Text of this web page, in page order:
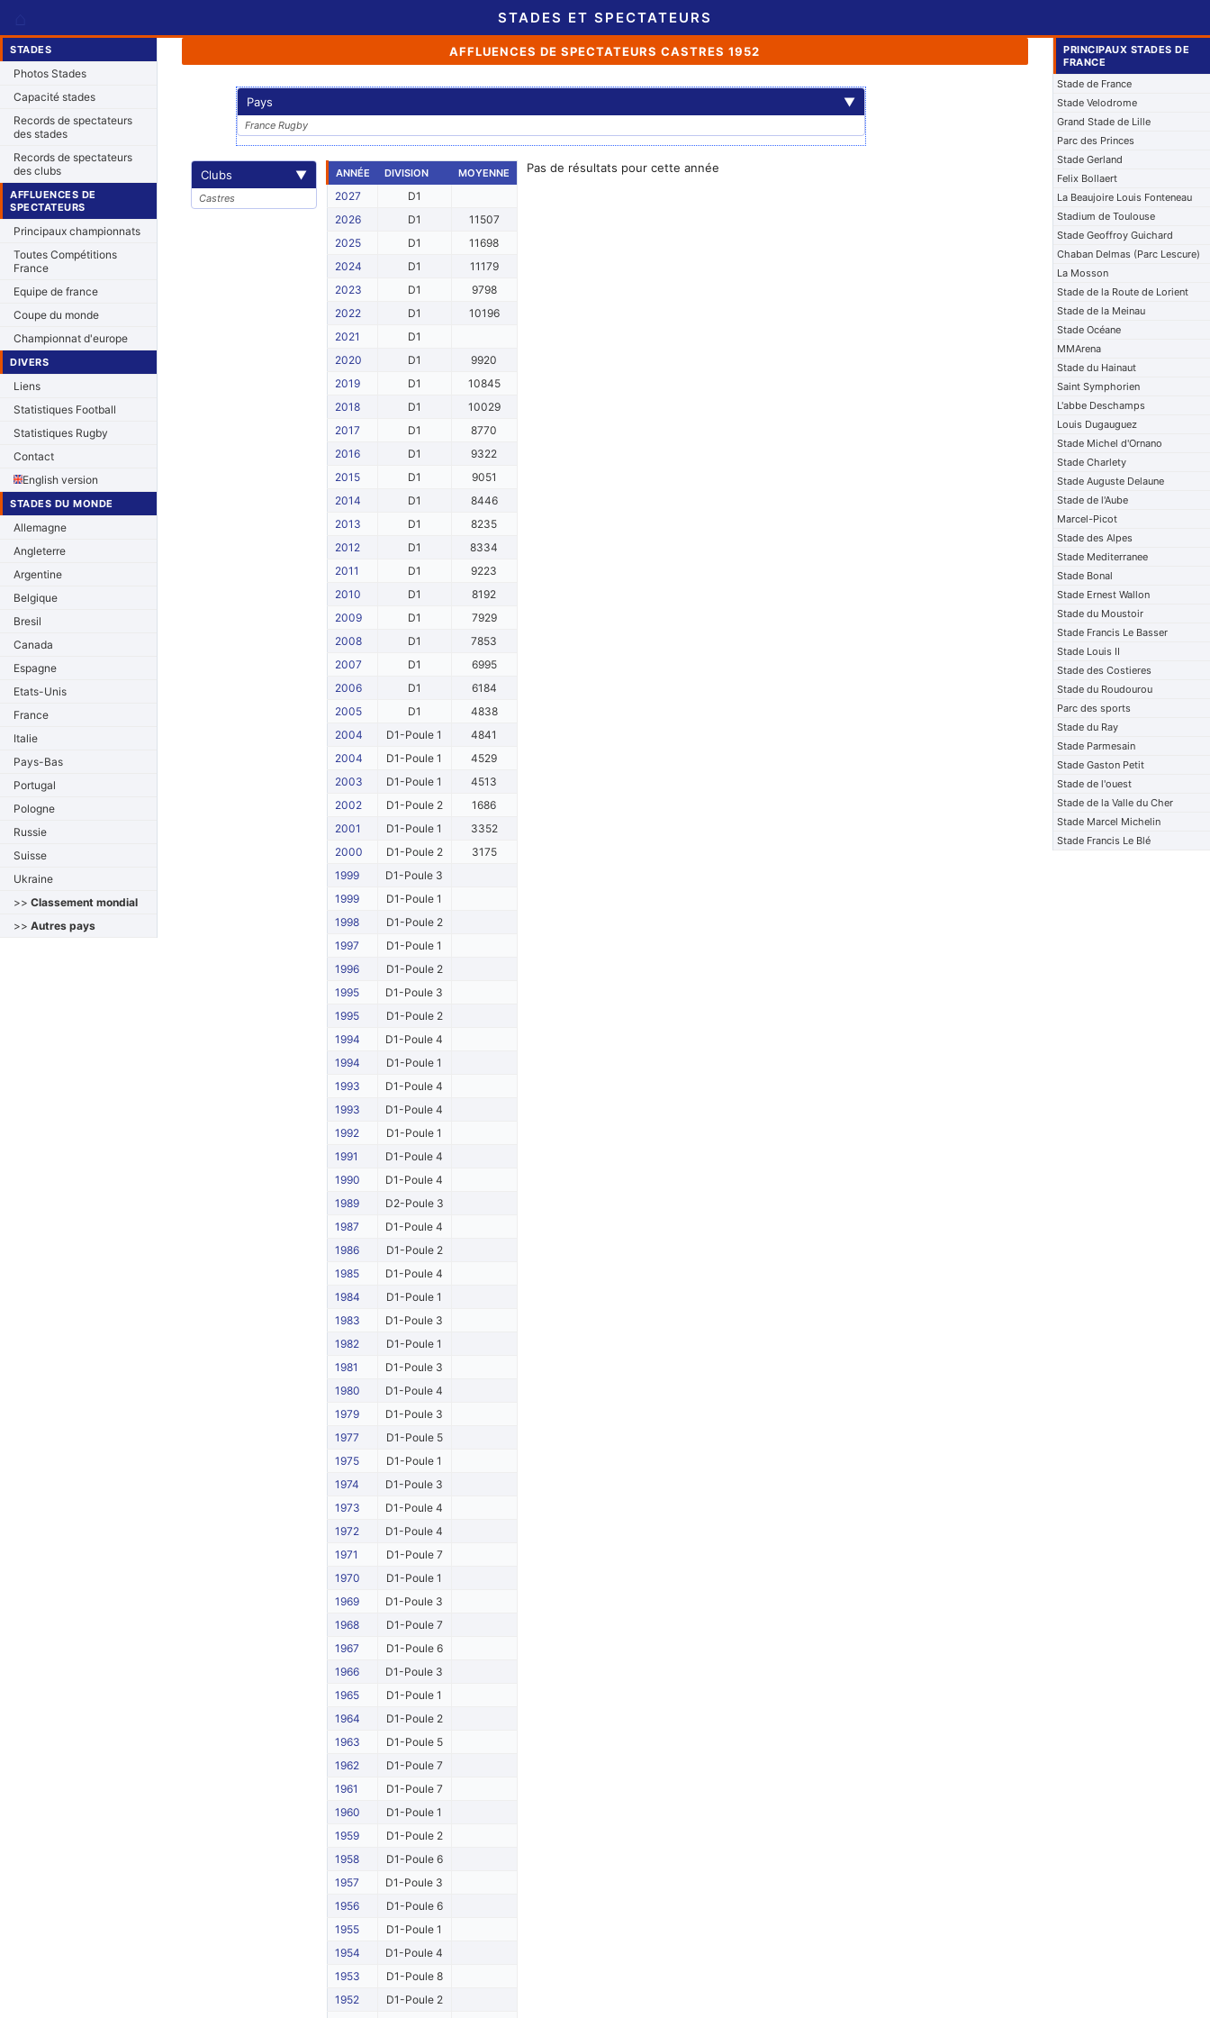
STADES ET SPECTATEURS
STADES
Photos Stades
Capacité stades
Records de spectateurs
des stades
Records de spectateurs
des clubs
AFFLUENCES DE
SPECTATEURS
Principaux championnats
Toutes Compétitions
France
Equipe de france
Coupe du monde
Championnat d'europe
DIVERS
Liens
Statistiques Football
Statistiques Rugby
Contact
English version
STADES DU MONDE
Allemagne
Angleterre
Argentine
Belgique
Bresil
Canada
Espagne
Etats-Unis
France
Italie
Pays-Bas
Portugal
Pologne
Russie
Suisse
Ukraine
>> Classement mondial
>> Autres pays
AFFLUENCES DE SPECTATEURS CASTRES 1952
Pays ▼
France Rugby
Clubs ▼
Castres
ANNÉE DIVISION MOYENNE
2027
D1
2026
D1
11507
2025
D1
11698
2024
D1
11179
2023
D1
9798
2022
D1
10196
2021
D1
2020
D1
9920
2019
D1
10845
2018
D1
10029
2017
D1
8770
2016
D1
9322
2015
D1
9051
2014
D1
8446
2013
D1
8235
2012
D1
8334
2011
D1
9223
2010
D1
8192
2009
D1
7929
2008
D1
7853
2007
D1
6995
2006
D1
6184
2005
D1
4838
2004
D1-Poule 1
4841
2004
D1-Poule 1
4529
2003
D1-Poule 1
4513
2002
D1-Poule 2
1686
2001
D1-Poule 1
3352
2000
D1-Poule 2
3175
1999
D1-Poule 3
1999
D1-Poule 1
1998
D1-Poule 2
1997
D1-Poule 1
1996
D1-Poule 2
1995
D1-Poule 3
1995
D1-Poule 2
1994
D1-Poule 4
1994
D1-Poule 1
1993
D1-Poule 4
1993
D1-Poule 4
1992
D1-Poule 1
1991
D1-Poule 4
1990
D1-Poule 4
1989
D2-Poule 3
1987
D1-Poule 4
1986
D1-Poule 2
1985
D1-Poule 4
1984
D1-Poule 1
1983
D1-Poule 3
1982
D1-Poule 1
1981
D1-Poule 3
1980
D1-Poule 4
1979
D1-Poule 3
1977
D1-Poule 5
1975
D1-Poule 1
1974
D1-Poule 3
1973
D1-Poule 4
1972
D1-Poule 4
1971
D1-Poule 7
1970
D1-Poule 1
1969
D1-Poule 3
1968
D1-Poule 7
1967
D1-Poule 6
1966
D1-Poule 3
1965
D1-Poule 1
1964
D1-Poule 2
1963
D1-Poule 5
1962
D1-Poule 7
1961
D1-Poule 7
1960
D1-Poule 1
1959
D1-Poule 2
1958
D1-Poule 6
1957
D1-Poule 3
1956
D1-Poule 6
1955
D1-Poule 1
1954
D1-Poule 4
1953
D1-Poule 8
1952
D1-Poule 2
Pas de résultats pour cette année
PRINCIPAUX STADES DE
FRANCE
Stade de France
Stade Velodrome
Grand Stade de Lille
Parc des Princes
Stade Gerland
Felix Bollaert
La Beaujoire Louis Fonteneau
Stadium de Toulouse
Stade Geoffroy Guichard
Chaban Delmas (Parc Lescure)
La Mosson
Stade de la Route de Lorient
Stade de la Meinau
Stade Océane
MMArena
Stade du Hainaut
Saint Symphorien
L'abbe Deschamps
Louis Dugauguez
Stade Michel d'Ornano
Stade Charlety
Stade Auguste Delaune
Stade de l'Aube
Marcel-Picot
Stade des Alpes
Stade Mediterranee
Stade Bonal
Stade Ernest Wallon
Stade du Moustoir
Stade Francis Le Basser
Stade Louis II
Stade des Costieres
Stade du Roudourou
Parc des sports
Stade du Ray
Stade Parmesain
Stade Gaston Petit
Stade de l'ouest
Stade de la Valle du Cher
Stade Marcel Michelin
Stade Francis Le Blé